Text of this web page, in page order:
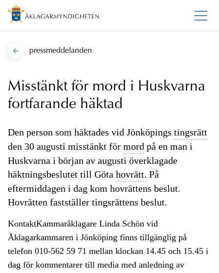
pressmeddelanden
Misstänkt för mord i Huskvarna
fortfarande häktad
Den person som häktades vid Jönköpings tingsrätt
den 30 augusti misstänkt för mord på en man i
Huskvarna i början av augusti överklagade
häktningsbeslutet till Göta hovrätt. På
eftermiddagen i dag kom hovrättens beslut.
Hovrätten fastställer tingsrättens beslut.
KontaktKammaråklagare Linda Schön vid
Åklagarkammaren i Jönköping finns tillgänglig på
telefon 010-562 59 71 mellan klockan 14.45 och 15.45 i
dag för kommentarer till media med anledning av